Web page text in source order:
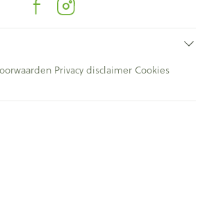
Privacy disclaimer Cookies